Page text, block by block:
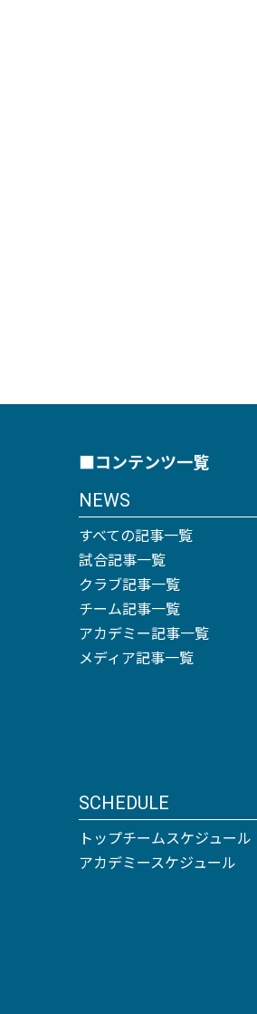
■コンテンツ一覧
NEWS
すべての記事一覧
試合記事一覧
クラブ記事一覧
チーム記事一覧
アカデミー記事一覧
メディア記事一覧
SCHEDULE
トップチームスケジュール
アカデミースケジュール